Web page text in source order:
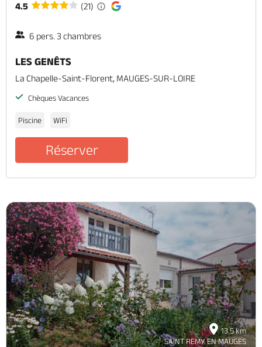
4.5 (21)
6 pers. 3 chambres
LES GENÊTS
La Chapelle-Saint-Florent, MAUGES-SUR-LOIRE
Chèques Vacances
Piscine WiFi
Réserver
13.5 km
SAINT REMY EN MAUGES